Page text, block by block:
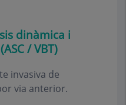
dinàmica i
/ VBT)
invasiva de
via anterior.